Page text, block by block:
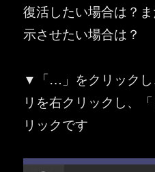
復活したい場合は？
示させたい場合は？
▼「…」をクリックし
リを右クリックし、
リックです